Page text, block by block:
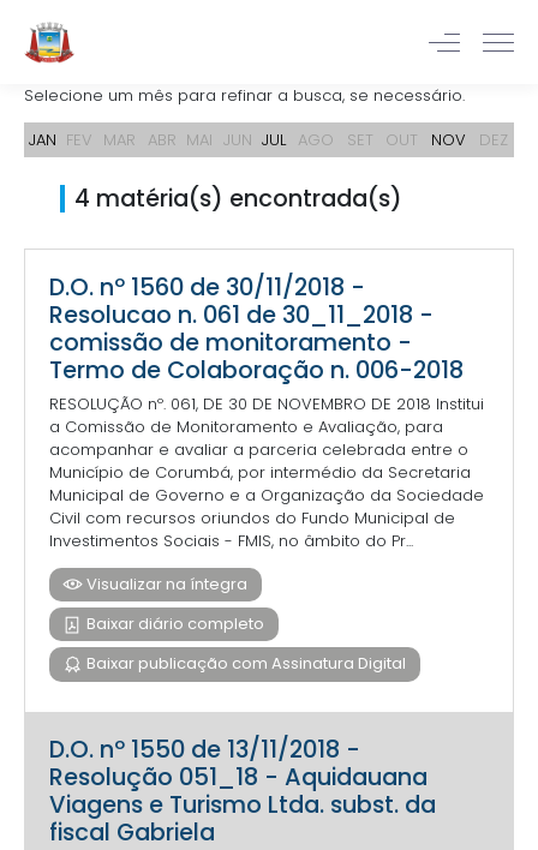
Selecione um mês para refinar a busca, se necessário.
JAN FEV MAR ABR MAI JUN JUL AGO SET OUT NOV DEZ
4 matéria(s) encontrada(s)
D.O. nº 1560 de 30/11/2018 -
Resolucao n. 061 de 30_11_2018 -
comissão de monitoramento -
Termo de Colaboração n. 006-2018
RESOLUÇÃO nº. 061, DE 30 DE NOVEMBRO DE 2018 Institui
a Comissão de Monitoramento e Avaliação, para
acompanhar e avaliar a parceria celebrada entre o
Município de Corumbá, por intermédio da Secretaria
Municipal de Governo e a Organização da Sociedade
Civil com recursos oriundos do Fundo Municipal de
Investimentos Sociais - FMIS, no âmbito do Pr...
Visualizar na íntegra
Baixar diário completo
Baixar publicação com Assinatura Digital
D.O. nº 1550 de 13/11/2018 -
Resolução 051_18 - Aquidauana
Viagens e Turismo Ltda. subst. da
fiscal Gabriela